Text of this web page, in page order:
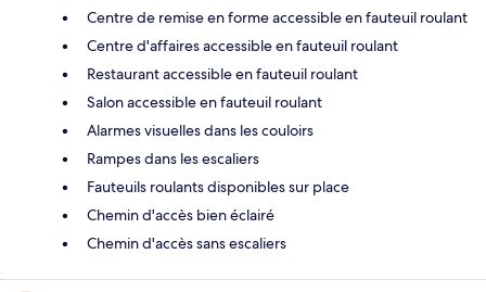
Centre de remise en forme accessible en fauteuil roulant
Centre d'affaires accessible en fauteuil roulant
Restaurant accessible en fauteuil roulant
Salon accessible en fauteuil roulant
Alarmes visuelles dans les couloirs
Rampes dans les escaliers
Fauteuils roulants disponibles sur place
Chemin d'accès bien éclairé
Chemin d'accès sans escaliers